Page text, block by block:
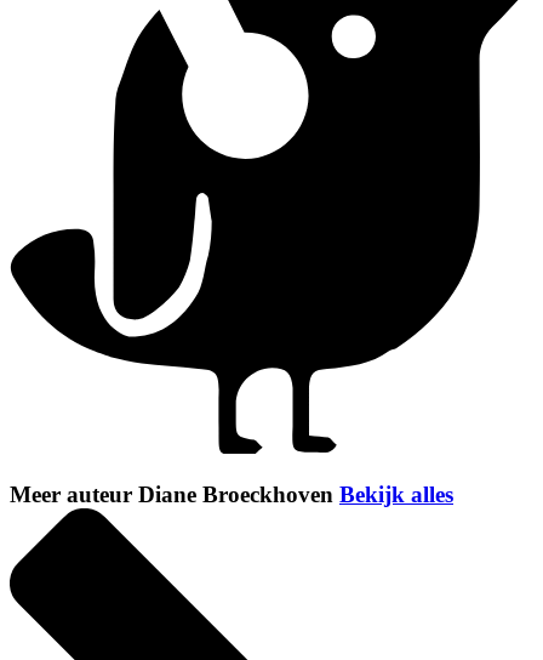
Meer auteur Diane Broeckhoven Bekijk alles